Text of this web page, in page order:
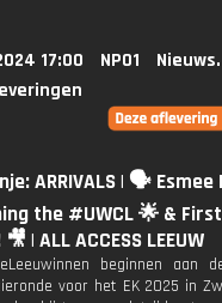
17:00 NPO1
ARRIVALS | 🗣
the #UWCL 🌟 &
| ALL ACCESS LEEUW
beginnen aan
voor het EK 2025 in